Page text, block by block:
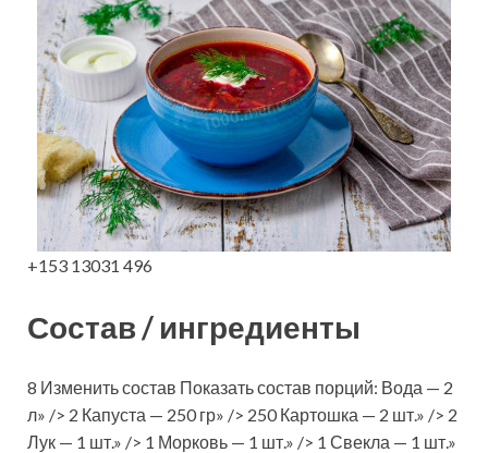
+153 13031 496
Состав / ингредиенты
8 Изменить состав Показать состав порций: Вода — 2
л» /> 2 Капуста — 250 гр» /> 250 Картошка — 2 шт.» /> 2
Лук — 1 шт.» /> 1 Морковь — 1 шт.» /> 1 Свекла — 1 шт.»